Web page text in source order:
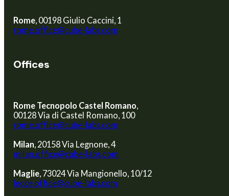
Rome, 00198 Giulio Caccini, 1
rome.office@cube-labs.com
Offices
Rome Tecnopolo Castel Romano,
00128 Via di Castel Romano, 100
rome.office@cube-labs.com
Milan, 20158 Via Legnone, 4
milan.office@cube-labs.com
Maglie, 73024 Via Mangionello, 10/12
lecce.office@cube-labs.com